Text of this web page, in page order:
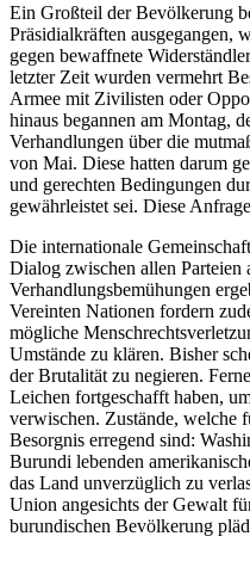
Ein Großteil der Bevölkerung
Präsidialkräften ausgegangen,
gegen bewaffnete
letzter Zeit wurden vermehrt
Armee mit Zivilisten oder
hinaus begannen am Montag,
Verhandlungen über die
von Mai. Diese hatten darum
und gerechten Bedingungen
gewährleistet sei. Diese
Die internationale
Dialog zwischen allen Parteien
Verhandlungsbemühungen
Vereinten Nationen fordern
mögliche
Umstände zu klären. Bisher
der Brutalität zu negieren.
Leichen fortgeschafft haben,
verwischen. Zustände, welche
Besorgnis erregend sind:
Burundi lebenden
das Land unverzüglich zu
Union angesichts der Gewalt
burundischen Bevölkerung